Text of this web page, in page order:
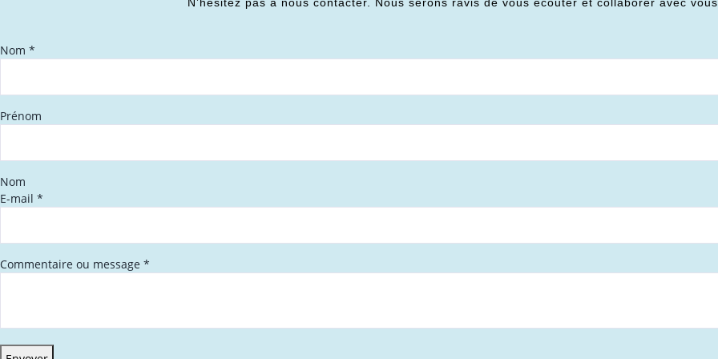
Nom *
Prénom
Nom
E-mail *
Commentaire ou message *